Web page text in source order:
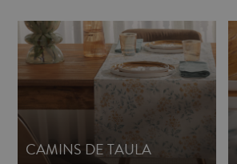
CAMINS DE TAULA